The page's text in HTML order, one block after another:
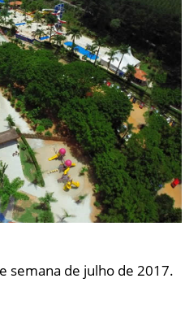
semana de julho de 2017.